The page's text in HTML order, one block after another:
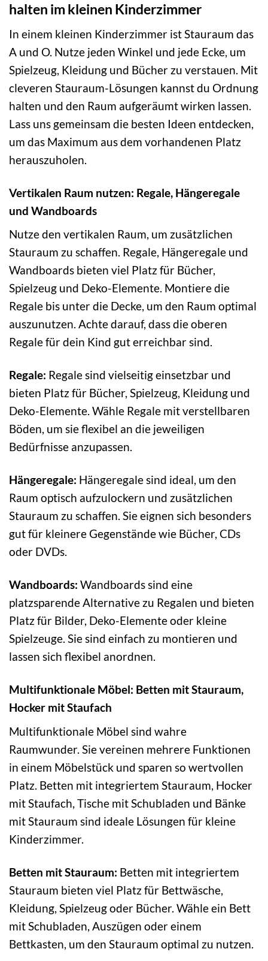
halten im kleinen Kinderzimmer
In einem kleinen Kinderzimmer ist Stauraum das
A und O. Nutze jeden Winkel und jede Ecke, um
Spielzeug, Kleidung und Bücher zu verstauen. Mit
cleveren Stauraum-Lösungen kannst du Ordnung
halten und den Raum aufgeräumt wirken lassen.
Lass uns gemeinsam die besten Ideen entdecken,
um das Maximum aus dem vorhandenen Platz
herauszuholen.
Vertikalen Raum nutzen: Regale, Hängeregale
und Wandboards
Nutze den vertikalen Raum, um zusätzlichen
Stauraum zu schaffen. Regale, Hängeregale und
Wandboards bieten viel Platz für Bücher,
Spielzeug und Deko-Elemente. Montiere die
Regale bis unter die Decke, um den Raum optimal
auszunutzen. Achte darauf, dass die oberen
Regale für dein Kind gut erreichbar sind.
Regale: Regale sind vielseitig einsetzbar und
bieten Platz für Bücher, Spielzeug, Kleidung und
Deko-Elemente. Wähle Regale mit verstellbaren
Böden, um sie flexibel an die jeweiligen
Bedürfnisse anzupassen.
Hängeregale: Hängeregale sind ideal, um den
Raum optisch aufzulockern und zusätzlichen
Stauraum zu schaffen. Sie eignen sich besonders
gut für kleinere Gegenstände wie Bücher, CDs
oder DVDs.
Wandboards: Wandboards sind eine
platzsparende Alternative zu Regalen und bieten
Platz für Bilder, Deko-Elemente oder kleine
Spielzeuge. Sie sind einfach zu montieren und
lassen sich flexibel anordnen.
Multifunktionale Möbel: Betten mit Stauraum,
Hocker mit Staufach
Multifunktionale Möbel sind wahre
Raumwunder. Sie vereinen mehrere Funktionen
in einem Möbelstück und sparen so wertvollen
Platz. Betten mit integriertem Stauraum, Hocker
mit Staufach, Tische mit Schubladen und Bänke
mit Stauraum sind ideale Lösungen für kleine
Kinderzimmer.
Betten mit Stauraum: Betten mit integriertem
Stauraum bieten viel Platz für Bettwäsche,
Kleidung, Spielzeug oder Bücher. Wähle ein Bett
mit Schubladen, Auszügen oder einem
Bettkasten, um den Stauraum optimal zu nutzen.